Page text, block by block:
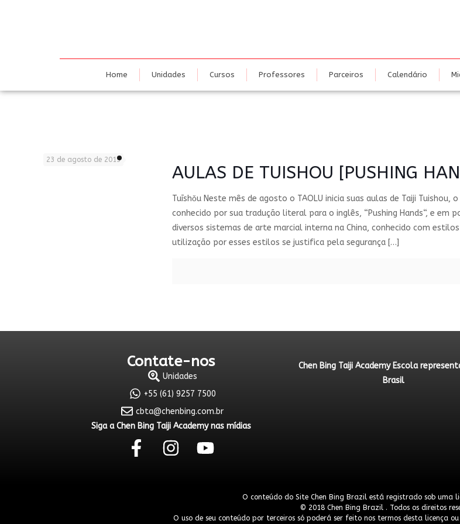
Home Unidades Cursos Professores Parceiros Calendário
23 de agosto de 2013
AULAS DE TUISHOU [PUSHING
Tuīshǒu Neste mês de agosto o TAOLU inicia suas aulas de Taiji
conhecido por sua tradução literal para o inglês, “Pushing Hands“, e em
diversos sistemas de arte marcial interna na China, conhecido com
utilização por esses estilos se justifica pela segurança […]
Contate-nos
Unidades
+55 (61) 9257 7500
cbta@chenbing.com.br
Siga a Chen Bing Taiji Academy nas mídias
Chen Bing Taiji Academy Escola
Brasil
O conteúdo do Site Chen Bing Brazil está registrado sob uma
© 2018 Chen Bing Brazil . Todos os direitos
O uso de seu conteúdo por terceiros só poderá ser feito nos termos desta licença